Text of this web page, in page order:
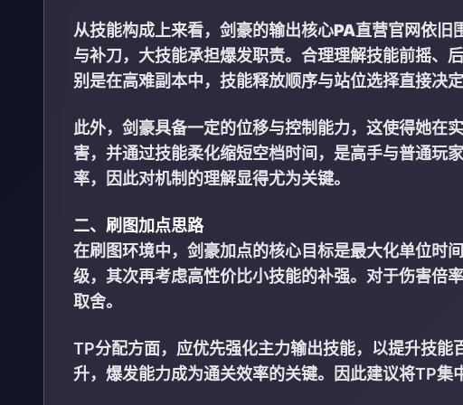
从技能构成上来看，剑豪的输出核心PA直营官网依旧
与补刀，大技能承担爆发职责。合理理解技能前摇、
别是在高难副本中，技能释放顺序与站位选择直接决定
此外，剑豪具备一定的位移与控制能力，这使得她在
害，并通过技能柔化缩短空档时间，是高手与普通
率，因此对机制的理解显得尤为关键。
二、刷图加点思路
在刷图环境中，剑豪加点的核心目标是最大化单位时
级，其次再考虑高性价比小技能的补强。对于伤害倍
取舍。
TP分配方面，应优先强化主力输出技能，以提升技
升，爆发能力成为通关效率的关键。因此建议将TP集